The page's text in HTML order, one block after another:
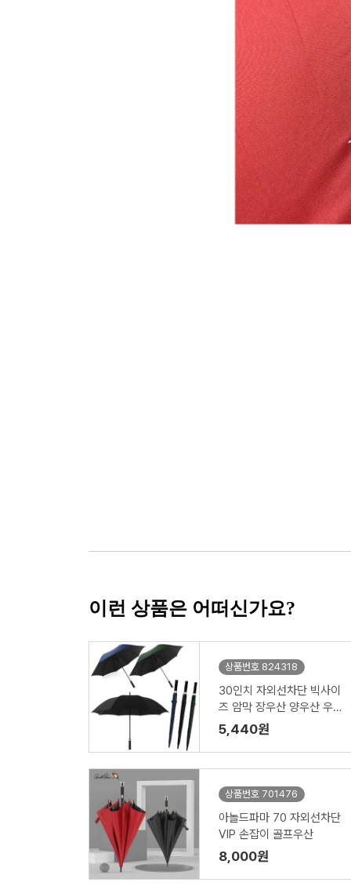
이런 상품은 어떠신가요?
상품번호 824318
30인치 자외선차단 빅사이
즈 암막 장우산 양우산 우양
산 대형우산 골프우산//인
쇄제작가능
5,440원
상품번호 701476
아놀드파마 70 자외선차단
VIP 손잡이 골프우산
8,000원